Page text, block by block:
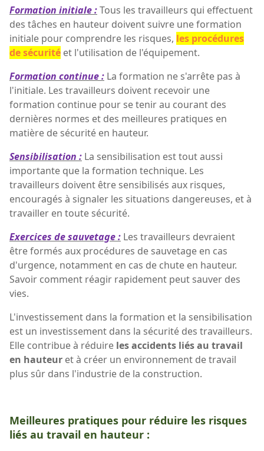
Formation initiale :Tous les travailleurs qui effectuent
des tâches en hauteur doivent suivre une formation
initiale pour comprendre les risques, les procédures
de sécurité et l'utilisation de l'équipement.
Formation continue : La formation ne s'arrête pas à
l'initiale. Les travailleurs doivent recevoir une
formation continue pour se tenir au courant des
dernières normes et des meilleures pratiques en
matière de sécurité en hauteur.
Sensibilisation : La sensibilisation est tout aussi
importante que la formation technique. Les
travailleurs doivent être sensibilisés aux risques,
encouragés à signaler les situations dangereuses, et à
travailler en toute sécurité.
Exercices de sauvetage : Les travailleurs devraient
être formés aux procédures de sauvetage en cas
d'urgence, notamment en cas de chute en hauteur.
Savoir comment réagir rapidement peut sauver des
vies.
L'investissement dans la formation et la sensibilisation
est un investissement dans la sécurité des travailleurs.
Elle contribue à réduire les accidents liés au travail
en hauteur et à créer un environnement de travail
plus sûr dans l'industrie de la construction.
Meilleures pratiques pour réduire les risques
liés au travail en hauteur :